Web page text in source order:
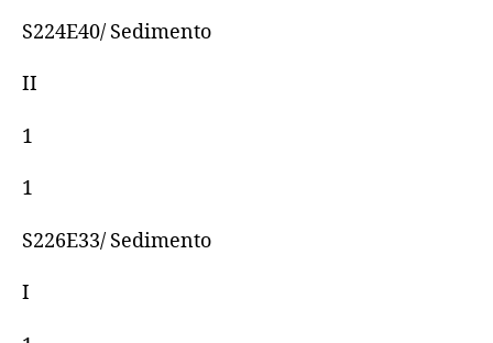
S224E40/ Sedimento
II
1
1
S226E33/ Sedimento
I